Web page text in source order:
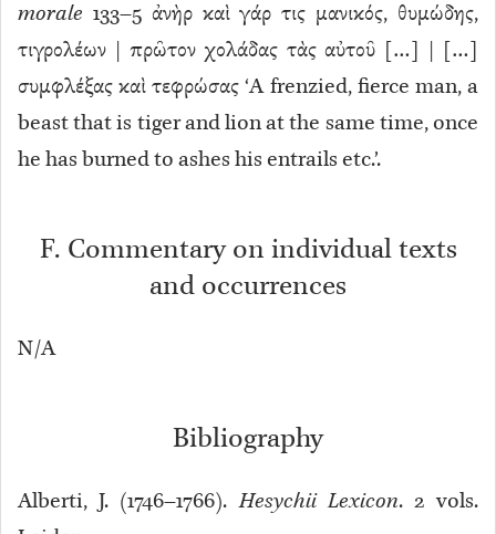
morale 133–5 ἀνὴρ καὶ γάρ τις μανικός, θυμώδης,
τιγρολέων | πρῶτον χολάδας τὰς αὐτοῦ […] | […]
συμφλέξας καὶ τεφρώσας ‘A frenzied, fierce man, a
beast that is tiger and lion at the same time, once
he has burned to ashes his entrails etc.’.
F. Commentary on individual texts
and occurrences
N/A
Bibliography
Alberti, J. (1746–1766).Hesychii Lexicon. 2 vols.